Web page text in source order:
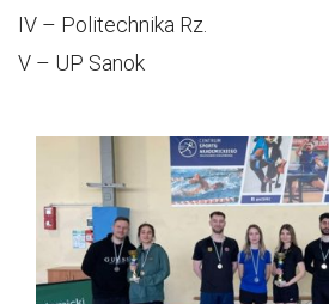
IV – Politechnika Rz.
V – UP Sanok